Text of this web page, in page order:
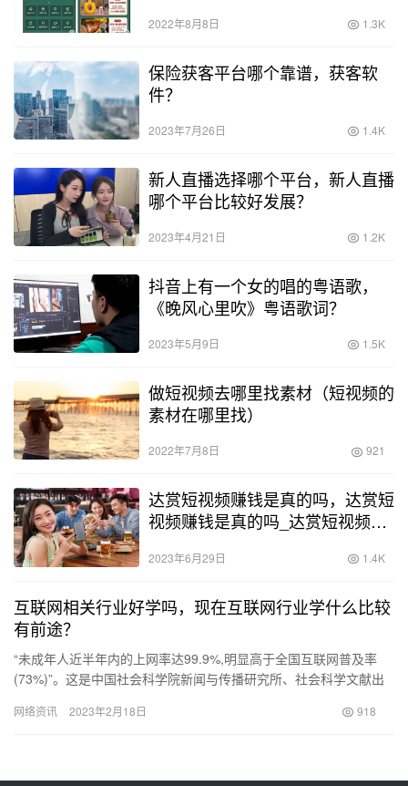
2022年8月8日 1.3K
保险获客平台哪个靠谱，获客软
件？
2023年7月26日 1.4K
新人直播选择哪个平台，新人直播
哪个平台比较好发展？
2023年4月21日 1.2K
抖音上有一个女的唱的粤语歌，
《晚风心里吹》粤语歌词？
2023年5月9日 1.5K
做短视频去哪里找素材（短视频的
素材在哪里找）
2022年7月8日 921
达赏短视频赚钱是真的吗，达赏短
视频赚钱是真的吗_达赏短视频合
2023年6月29日 1.4K
互联网相关行业好学吗，现在互联网行业学什么比较
有前途？
“未成年人近半年内的上网率达99.9%,明显高于全国互联网普及率
(73%)”。这是中国社会科学院新闻与传播研究所、社会科学文献出
网络资讯 2023年2月18日 918